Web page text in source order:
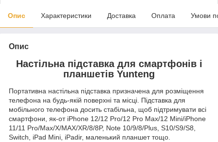
Опис Характеристики Доставка Оплата Умови
Опис
Настільна підставка для смартфонів і
планшетів Yunteng
Портативна настільна підставка призначена для розміщення
телефона на будь-якій поверхні та місці. Підставка для
мобільного телефона досить стабільна, щоб підтримувати всі
смартфони, як-от iPhone 12/12 Pro/12 Pro Max/12 Mini/iPhone
11/11 Pro/Max/X/MAX/XR/8/8P, Note 10/9/8/Plus, S10/S9/S8,
Switch, iPad Mini, iPadir, маленький планшет тощо.